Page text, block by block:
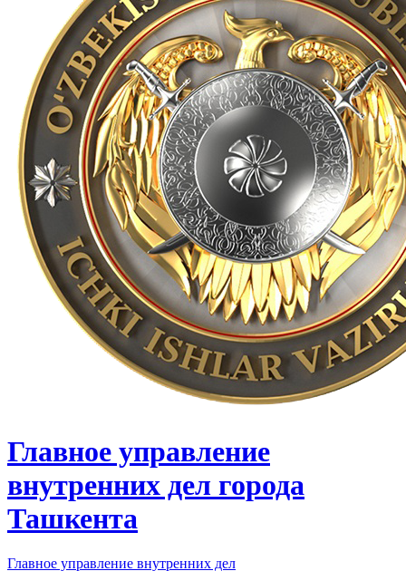
Главное управление
внутренних дел города
Ташкента
Главное управление внутренних дел